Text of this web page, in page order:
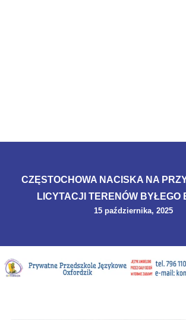
CZĘSTOCHOWA NACISKA NA
LICYTACJI TERENÓW BYŁEGO
15 października, 2025